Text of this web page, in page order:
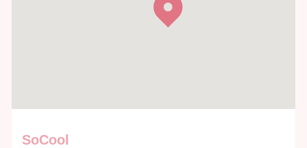
SoCool